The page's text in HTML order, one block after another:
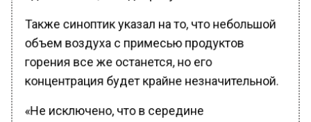
Также синоптик указал на то, что небольшой
объем воздуха с примесью продуктов
горения все же останется, но его
концентрация будет крайне незначительной.
«Не исключено, что в середине